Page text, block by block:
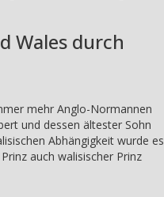
Wales durch
mehr Anglo-Normannen
und dessen ältester Sohn
Abhängigkeit wurde es
auch walisischer Prinz